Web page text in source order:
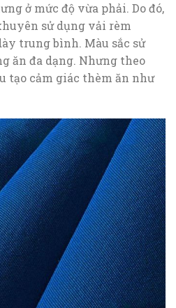
ở mức độ vừa phải. Do đó,
sử dụng vải rèm
trung bình. Màu sắc sử
ăn đa dạng. Nhưng theo
tạo cảm giác thèm ăn như